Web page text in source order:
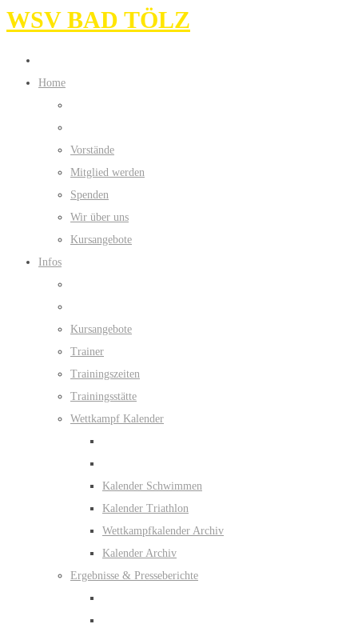
WSV BAD TÖLZ
Home
Vorstände
Mitglied werden
Spenden
Wir über uns
Kursangebote
Infos
Kursangebote
Trainer
Trainingszeiten
Trainingsstätte
Wettkampf Kalender
Kalender Schwimmen
Kalender Triathlon
Wettkampfkalender Archiv
Kalender Archiv
Ergebnisse & Presseberichte